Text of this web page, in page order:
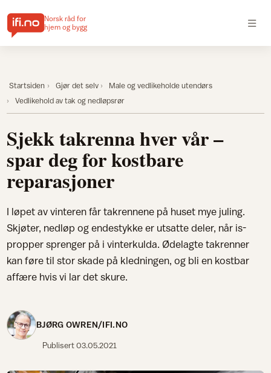
Norsk råd for
hjem og bygg
Startsiden Gjør det selv
Male og vedlikeholde utendørs
Vedlikehold av tak og nedløpsrør
Sjekk takrenna hver vår –
spar deg for kostbare
reparasjoner
I løpet av vinteren får takrennene på huset mye juling.
Skjøter, nedløp og endestykke er utsatte deler, når is-
propper sprenger på i vinterkulda. Ødelagte takrenner
kan føre til stor skade på kledningen, og bli en kostbar
affære hvis vi lar det skure.
BJØRG OWREN/IFI.NO
Publisert03.05.2021